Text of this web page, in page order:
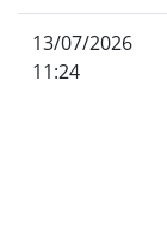
13/07/2026
11:24